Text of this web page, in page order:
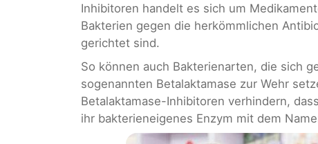
Inhibitoren handelt es sich um
Bakterien gegen die herkömmlichen
gerichtet sind.
So können auch Bakterienarten, die sich
sogenannten Betalaktamase zur Wehr
Betalaktamase-Inhibitoren verhindern,
ihr bakterieneigenes Enzym mit dem